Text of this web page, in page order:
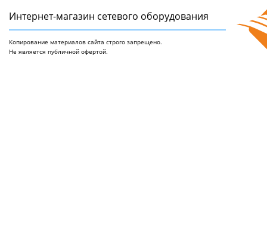
Интернет-магазин сетeвого оборудования
Копирование материалов сайта строго запрещено.
Не является публичной офертой.